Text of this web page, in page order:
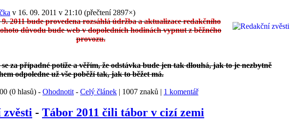
v 16. 09. 2011 v 21:10 (přečtení 2897×)
2011 bude provedena rozsáhlá údržba a aktualizace redakčního
důvodu bude web v dopoledních hodinách vypnut z běžného
provozu.
za případné potíže a věřím, že odstávka bude jen tak dlouhá, jak to je nezbytně
odpoledne už vše poběží tak, jak to běžet má.
(0 hlasů) - Ohodnotit - Celý článek | 1007 znaků | 1 komentář
zvěsti - Tábor 2011 čili tábor v cizí zemi